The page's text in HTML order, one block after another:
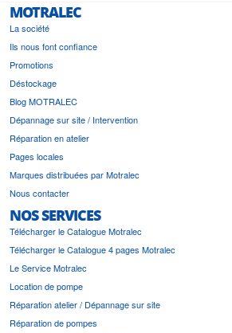
MOTRALEC
La société
Ils nous font confiance
Promotions
Déstockage
Blog MOTRALEC
Dépannage sur site / Intervention
Réparation en atelier
Pages locales
Marques distribuées par Motralec
Nous contacter
NOS SERVICES
Télécharger le Catalogue Motralec
Télécharger le Catalogue 4 pages Motralec
Le Service Motralec
Location de pompe
Réparation atelier / Dépannage sur site
Réparation de pompes